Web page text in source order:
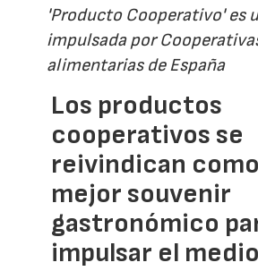
'Producto Cooperativo' es
impulsada por
alimentarias de España
Los productos
cooperativos se
reivindican
mejor souvenir
gastronómico
impulsar el